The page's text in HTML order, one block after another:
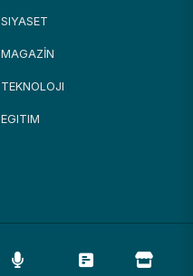
SIYASET
MAGAZİN
TEKNOLOJI
EGITIM